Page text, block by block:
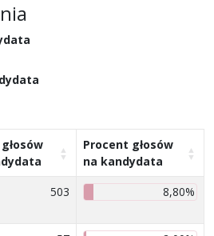
Procent głosów
na kandydata
503 8,80%